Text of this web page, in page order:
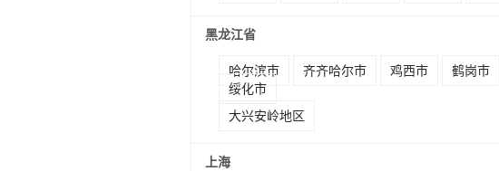
黑龙江省
哈尔滨市 齐齐哈尔市 鸡西市 鹤岗市
绥化市
大兴安岭地区
上海